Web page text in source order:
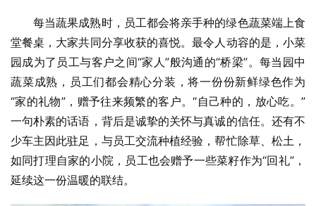
每当蔬果成熟时，员工都会将亲手种的绿色蔬菜端上食
堂餐桌，大家共同分享收获的喜悦。最令人动容的是，小菜
园成为了员工与客户之间“家人”般沟通的“桥梁”。每当园中
蔬菜成熟，员工们都会精心分装，将一份份新鲜绿色作为
“家的礼物”，赠予往来频繁的客户。“自己种的，放心吃。”
一句朴素的话语，背后是诚挚的关怀与真诚的信任。还有不
少车主因此驻足，与员工交流种植经验，帮忙除草、松土，
如同打理自家的小院，员工也会赠予一些菜籽作为“回礼”，
延续这一份温暖的联结。